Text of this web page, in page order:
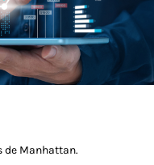
Manhattan.